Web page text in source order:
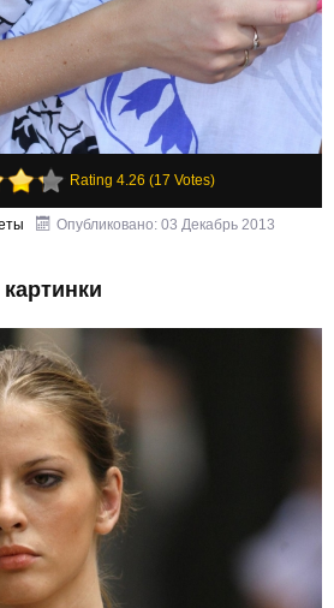
Rating 4.26 (17 Votes)
Опубликовано: 03 Декабрь 2013